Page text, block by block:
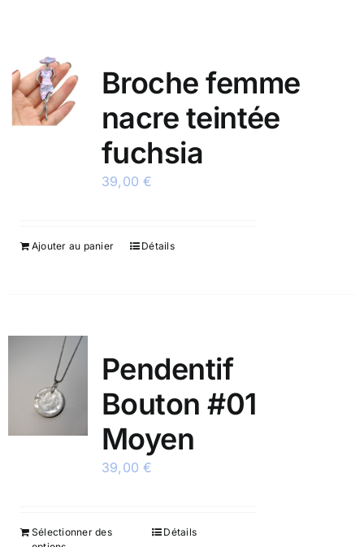
Broche femme
nacre teintée
fuchsia
39,00€
Ajouter au panier Détails
Pendentif
Bouton #01
Moyen
39,00€
Sélectionner des
Détails